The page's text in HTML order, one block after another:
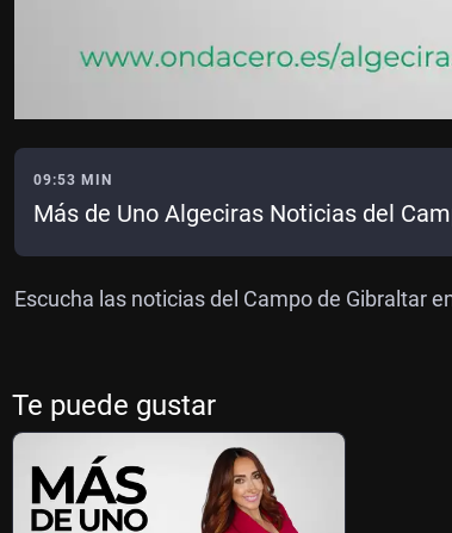
09:53 MIN
Más de Uno Algeciras Noticias del
Escucha las noticias del Campo de Gibraltar
Te puede gustar